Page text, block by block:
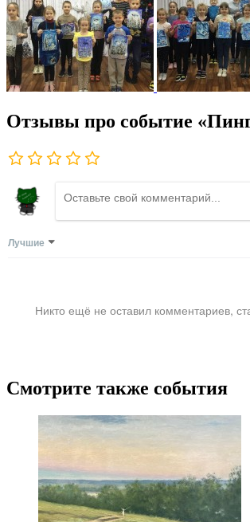
Отзывы про событие
Лучшие
Никто ещё не оставил комментариев,
Смотрите также события